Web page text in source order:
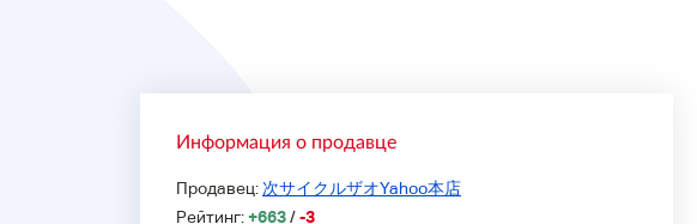
Информация о продавце
Продавец: 次サイクルザオYahoo本店
Рейтинг:+663/-3